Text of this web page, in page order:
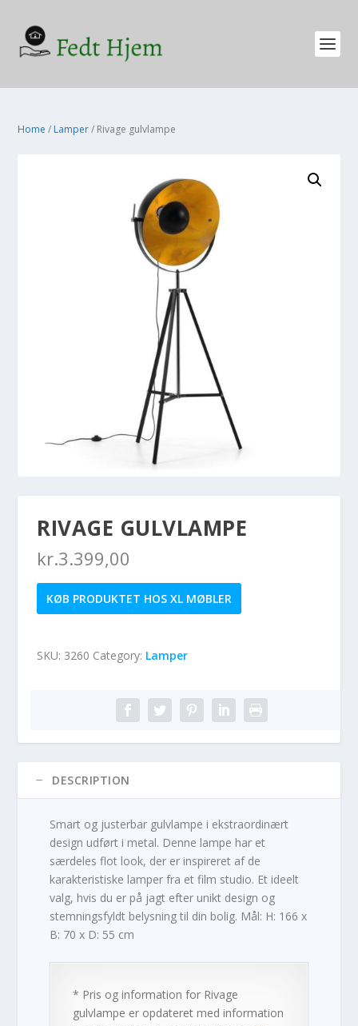
Home / Lamper/ Rivage gulvlampe
RIVAGE GULVLAMPE
kr.3.399,00
KØB PRODUKTET HOS XL MØBLER
SKU: 3260 Category: Lamper
DESCRIPTION
Smart og justerbar gulvlampe i ekstraordinært
design udført i metal. Denne lampe har et
særdeles flot look, der er inspireret af de
karakteristiske lamper fra et film studio. Et ideelt
valg, hvis du er på jagt efter unikt design og
stemningsfyldt belysning til din bolig. Mål: H: 166 x
B: 70 x D: 55 cm
* Pris og information for Rivage
gulvlampe er opdateret med information